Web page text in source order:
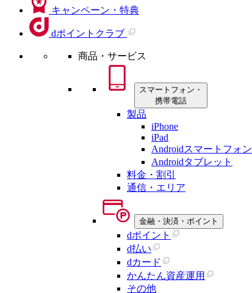
キャンペーン・特典
dポイントクラブ
商品・サービス
スマートフォン・
携帯電話
製品
iPhone
iPad
Androidスマートフォン
Androidタブレット
料金・割引
通信・エリア
金融・決済・ポイント
dポイント
d払い
dカード
かんたん資産運用
その他